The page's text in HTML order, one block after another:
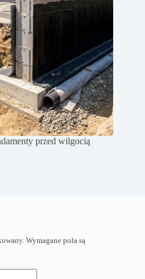
przed wilgocią
Wymagane pola są